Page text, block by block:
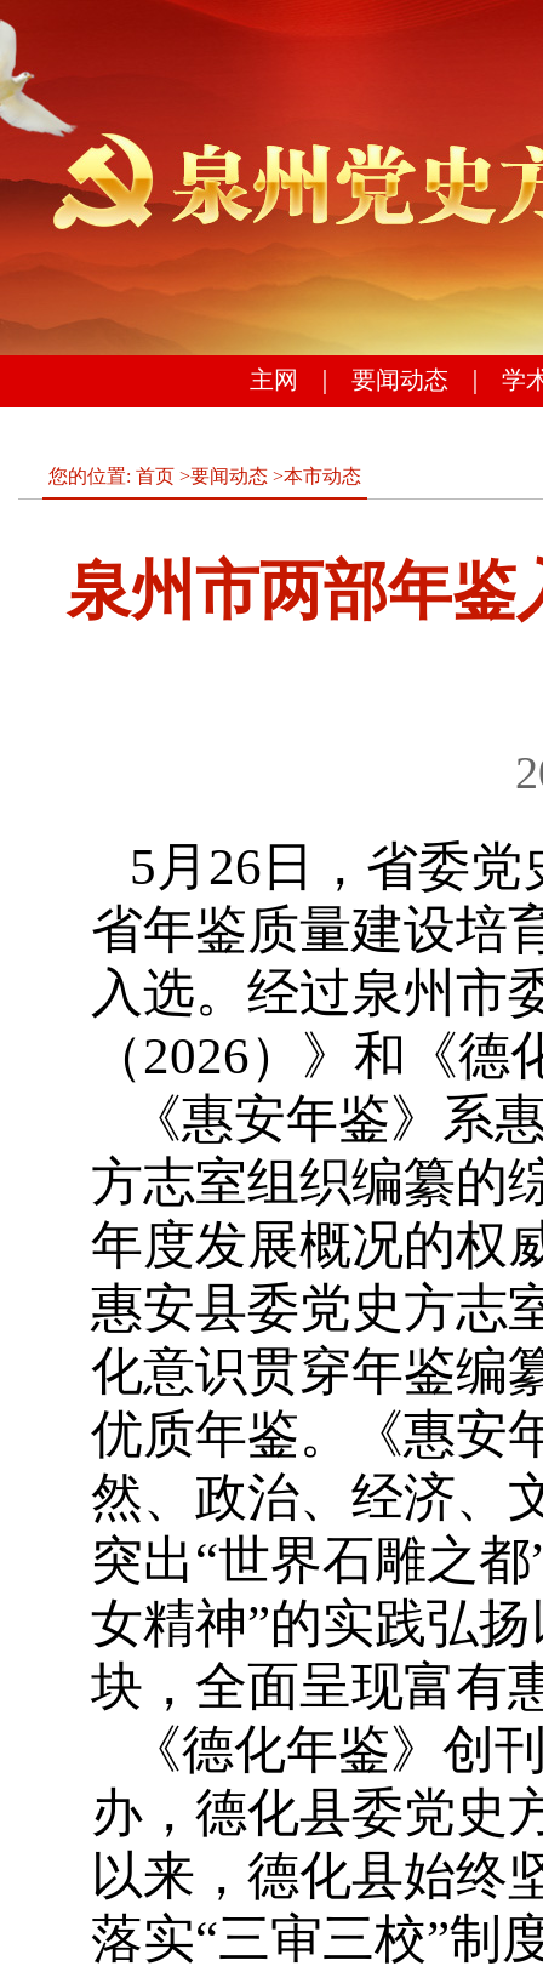
主网 要闻动态 学
您的位置: 首页 >要闻动态 >本市动态
泉州市两部年鉴
5月26日，省委
省年鉴质量建设培
入选。经过泉州市
（2026）》和《
《惠安年鉴》系
方志室组织编纂的
年度发展概况的权
惠安县委党史方志
化意识贯穿年鉴编
优质年鉴。《惠安
然、政治、经济、
突出“世界石雕之
女精神”的实践弘
块，全面呈现富有
《德化年鉴》创
办，德化县委党史
以来，德化县始终
落实“三审三校”制